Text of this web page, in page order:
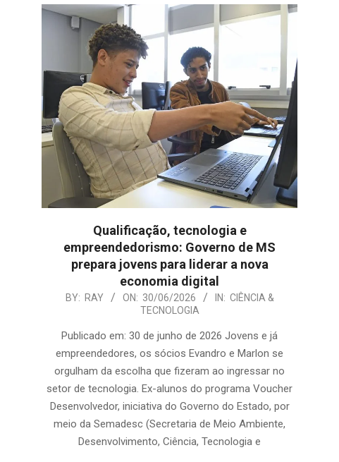
Qualificação, tecnologia e
empreendedorismo: Governo de MS
prepara jovens para liderar a nova
economia digital
2026-BY: RAY ON: 30/06/2026 IN: CIÊNCIA &
TECNOLOGIA
Publicado em: 30 de junho de 2026 Jovens e já
empreendedores, os sócios Evandro e Marlon se
orgulham da escolha que fizeram ao ingressar no
setor de tecnologia. Ex-alunos do programa Voucher
Desenvolvedor, iniciativa do Governo do Estado, por
meio da Semadesc (Secretaria de Meio Ambiente,
Desenvolvimento, Ciência, Tecnologia e